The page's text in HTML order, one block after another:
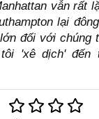
vẫn rất
lại
đối với chúng
'xê dịch' đến